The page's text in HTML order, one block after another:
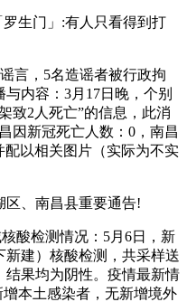
生门」:有人只看得到打
言，5名造谣者被行政拘
内容：3月17日晚，个别
致2人死亡”的信息，此消
因新冠死亡人数：0，南昌
配以相关图片（实际为不实
区、南昌县重要通告!
酸检测情况：5月6日，新
建）核酸检测，共采样送
结果均为阴性。疫情最新情
本土感染者，无新增境外